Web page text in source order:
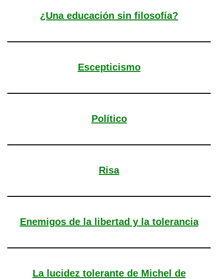
¿Una educación sin filosofía?
Escepticismo
Político
Risa
Enemigos de la libertad y la tolerancia
La lucidez tolerante de Michel de